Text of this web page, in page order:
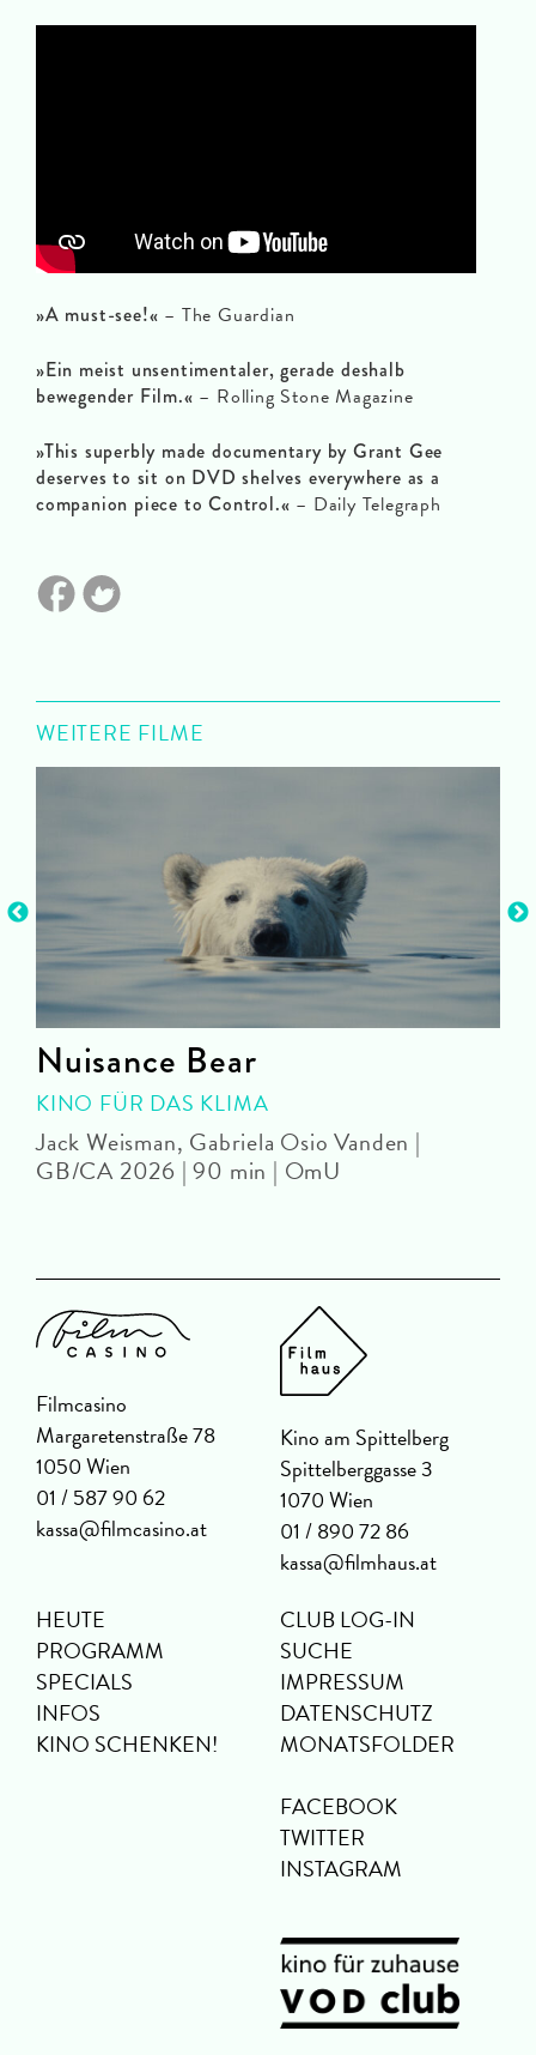
»A must-see!« – The Guardian
»Ein meist unsentimentaler, gerade deshalb
bewegender Film.« – Rolling Stone Magazine
»This superbly made documentary by Grant Gee
deserves to sit on DVD shelves everywhere as a
companion piece to Control.« – Daily Telegraph
WEITERE FILME
Nuisance Bear
KINO FÜR DAS KLIMA
Jack Weisman, Gabriela Osio Vanden |
GB/CA 2026 | 90 min | OmU
Filmcasino
Margaretenstraße 78
1050 Wien
01 / 587 90 62
kassa@filmcasino.at
Kino am Spittelberg
Spittelberggasse 3
1070 Wien
01 / 890 72 86
kassa@filmhaus.at
HEUTE
PROGRAMM
SPECIALS
INFOS
KINO SCHENKEN!
CLUB LOG-IN
SUCHE
IMPRESSUM
DATENSCHUTZ
MONATSFOLDER
FACEBOOK
TWITTER
INSTAGRAM